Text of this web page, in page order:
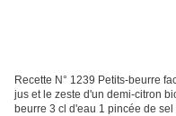
Recette N° 1239 Petits-beurre
jus et le zeste d'un demi-citron
beurre 3 cl d'eau 1 pincée de